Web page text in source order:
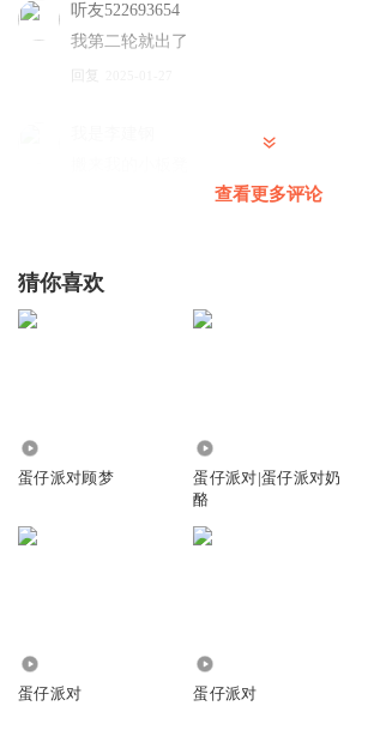
听友522693654
我第二轮就出了
回复
查看更多评论
猜你喜欢
蛋仔派对顾梦
蛋仔派对|蛋仔派对奶
酪
蛋仔派对 蛋仔派对